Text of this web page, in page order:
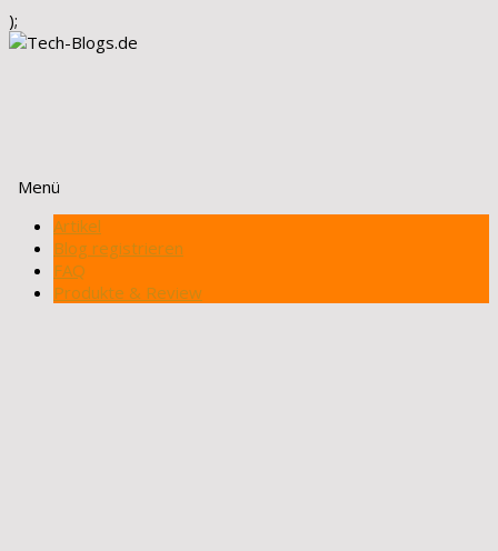
);
Menü
Zum
Inhalt
springen
Artikel
Blog registrieren
FAQ
Produkte & Review